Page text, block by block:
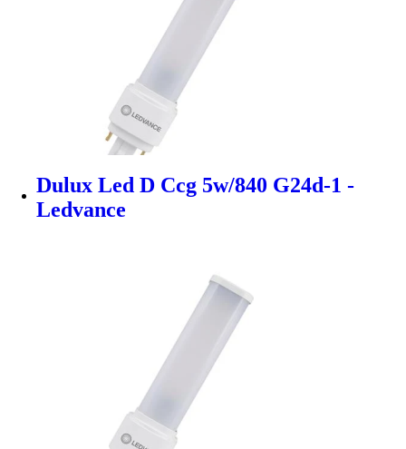
Dulux Led D Ccg 5w/840 G24d-1 -
Ledvance